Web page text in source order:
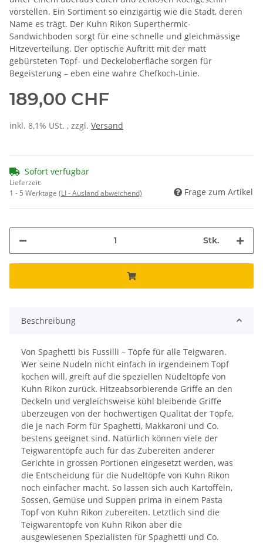
vorstellen. Ein Sortiment so einzigartig wie die Stadt, deren
Name es trägt. Der Kuhn Rikon Superthermic-
Sandwichboden sorgt für eine schnelle und gleichmässige
Hitzeverteilung. Der optische Auftritt mit der matt
gebürsteten Topf- und Deckeloberfläche sorgen für
Begeisterung – eben eine wahre Chefkoch-Linie.
189,00 CHF
inkl. 8,1% USt. , zzgl. Versand
Sofort verfügbar
Lieferzeit:
1 - 5 Werktage (LI - Ausland abweichend) Frage zum Artikel
Stk.
Beschreibung
Von Spaghetti bis Fussilli – Töpfe für alle Teigwaren.
Wer seine Nudeln nicht einfach in irgendeinem Topf
kochen will, greift auf die speziellen Nudeltöpfe von
Kuhn Rikon zurück. Hitzeabsorbierende Griffe an den
Deckeln und vergleichsweise kühl bleibende Griffe
überzeugen von der hochwertigen Qualität der Töpfe,
die je nach Form für Spaghetti, Makkaroni und Co.
bestens geeignet sind. Natürlich können viele der
Teigwarentöpfe auch für das Zubereiten anderer
Gerichte in grossen Portionen eingesetzt werden, was
die Entscheidung für die Nudeltöpfe von Kuhn Rikon
noch einfacher macht. So lassen sich auch Kartoffeln,
Sossen, Gemüse und Suppen prima in einem Pasta
Topf von Kuhn Rikon zubereiten. Letztlich sind die
Teigwarentöpfe von Kuhn Rikon aber die
ausgewiesenen Spezialisten für Spaghetti und Co.